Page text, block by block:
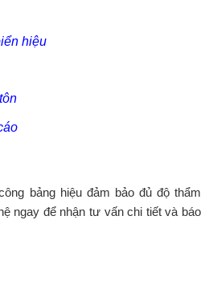
hiệu
bảng hiệu đảm bảo đủ độ thẩm
ngay để nhận tư vấn chi tiết và báo